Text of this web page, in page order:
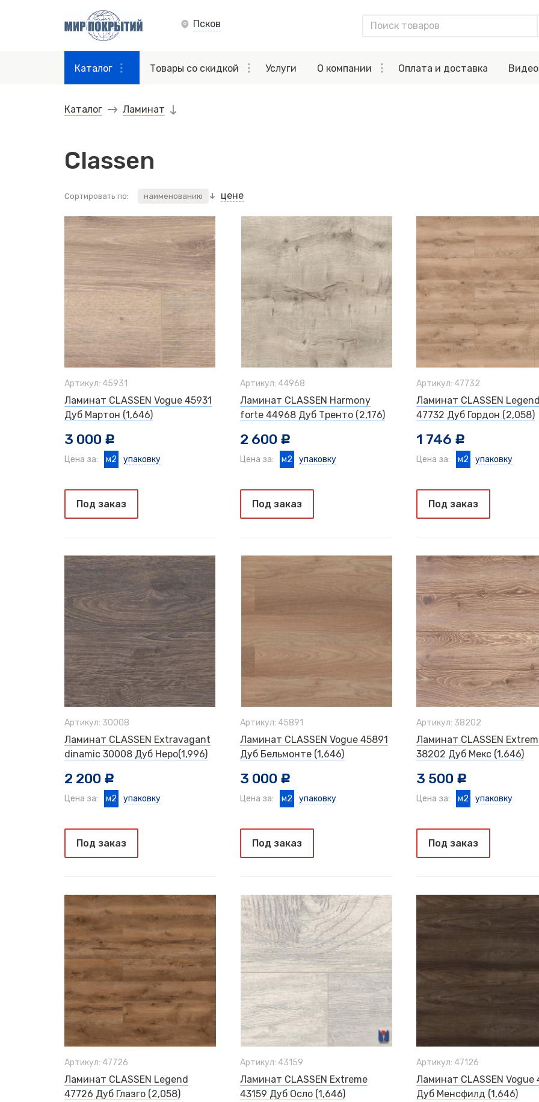
Псков
Каталог Товары со скидкой Услуги О компании Оплата и доставка Видео
Каталог Ламинат
Classen
Сортировать по: наименованию цене
Артикул: 45931
Ламинат CLASSEN Vogue 45931
Дуб Мартон (1,646)
3 000 c
Цена за: м2 упаковку
Под заказ
Артикул: 44968
Ламинат CLASSEN Harmony
forte 44968 Дуб Тренто (2,176)
2 600 c
Цена за: м2 упаковку
Под заказ
Артикул: 47732
Ламинат CLASSEN
47732 Дуб Гордон (2,058)
1 746 c
Цена за: м2 упаковку
Под заказ
Артикул: 30008
Ламинат CLASSEN Extravagant
dinamic 30008 Дуб Неро(1,996)
2 200 c
Цена за: м2 упаковку
Под заказ
Артикул: 45891
Ламинат CLASSEN Vogue 45891
Дуб Бельмонте (1,646)
3 000 c
Цена за: м2 упаковку
Под заказ
Артикул: 38202
Ламинат CLASSEN
38202 Дуб Мекс (1,646)
3 500 c
Цена за: м2 упаковку
Под заказ
Артикул: 47726
Ламинат CLASSEN Legend
47726 Дуб Глазго (2,058)
Артикул: 43159
Ламинат CLASSEN Extreme
43159 Дуб Осло (1,646)
Артикул: 47126
Ламинат CLASSEN Vogue
Дуб Менсфилд (1,646)